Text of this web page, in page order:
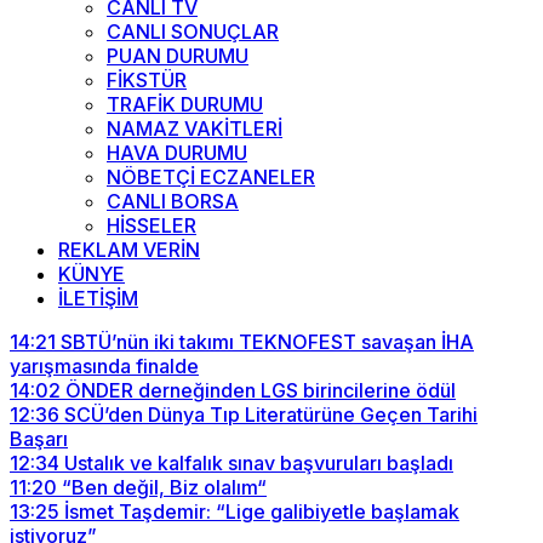
CANLI TV
CANLI SONUÇLAR
PUAN DURUMU
FİKSTÜR
TRAFİK DURUMU
NAMAZ VAKİTLERİ
HAVA DURUMU
NÖBETÇİ ECZANELER
CANLI BORSA
HİSSELER
REKLAM VERİN
KÜNYE
İLETİŞİM
14:21 SBTÜ’nün iki takımı TEKNOFEST savaşan İHA
yarışmasında finalde
14:02 ÖNDER derneğinden LGS birincilerine ödül
12:36 SCÜ’den Dünya Tıp Literatürüne Geçen Tarihi
Başarı
12:34 Ustalık ve kalfalık sınav başvuruları başladı
11:20 “Ben değil, Biz olalım“
13:25 İsmet Taşdemir: “Lige galibiyetle başlamak
istiyoruz”